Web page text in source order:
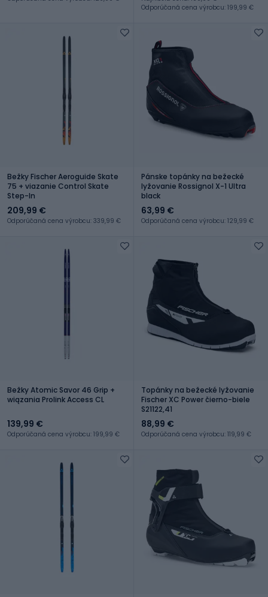
Odporúčaná cena výrobcu: 199,99 €
Bežky Fischer Aeroguide Skate
75 + viazanie Control Skate
Step-In
209,99 €
Odporúčaná cena výrobcu: 339,99 €
Pánske topánky na bežecké
lyžovanie Rossignol X-1 Ultra
black
63,99 €
Odporúčaná cena výrobcu: 129,99 €
Bežky Atomic Savor 46 Grip +
wiązania Prolink Access CL
139,99 €
Odporúčaná cena výrobcu: 199,99 €
Topánky na bežecké lyžovanie
Fischer XC Power čierno-biele
S21122,41
88,99 €
Odporúčaná cena výrobcu: 119,99 €